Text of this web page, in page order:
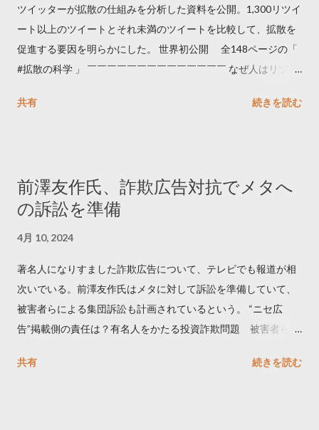
ツイッターが拡散の仕組みを分析した資料を公開。1,300リツイ
ート以上のツイートとそれ未満のツイートを比較して、拡散を
促進する要因を明らかにした。 世界初公開 全148ページの「
#拡散の科学 」 ￣￣￣￣￣￣￣￣￣￣￣￣￣￣ なぜ人はリツイ
学しました。 ー バズの目安は1300リツイート ー 人は16の熱量
トするのか？ https://marketing.twitter.com/ja/insights/kakusan
共有 続きを読む
前澤友作氏、詐欺広告対抗でメタへ
の訴訟を準備
4月 10, 2024
著名人になりすました詐欺広告について、テレビでも報道が相
次いでいる。前澤友作氏はメタに対して訴訟を準備していて、
被害者らによる集団訴訟も計画されているという。 “ニセ広
告”掲載側の責任は？有名人をかたる投資詐欺問題 被害者らが
https://newsdig.tbs.co.jp/articles/-/1091835 なぜなくならな
共有 続きを読む